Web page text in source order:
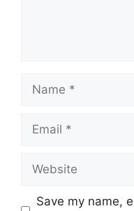
Name
Email
Website
Save my name,